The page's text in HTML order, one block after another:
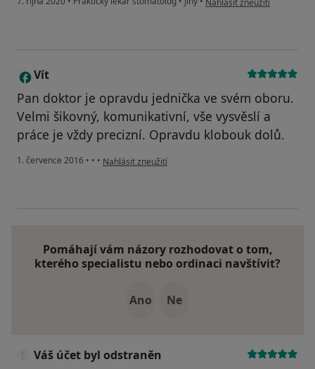
Nahlásit zneužití
V Vít
Pan doktor je opravdu jednička ve svém oboru.
Velmi šikovný, komunikativní, vše vysvěslí a
práce je vždy precizní. Opravdu klobouk dolů.
1. července 2016 • • • podle názoru uživatele Vít
Nahlásit zneužití
Pomáhají vám názory rozhodovat o tom,
kterého specialistu nebo ordinaci navštívit?
Ano Ne
Váš účet byl odstraněn